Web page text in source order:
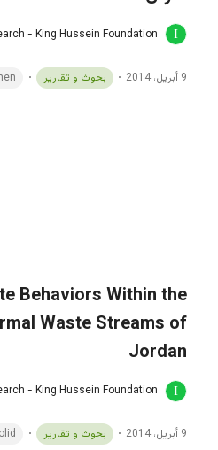
- King Hussein Foundation
9 أبريل، 2014 بحوث و تقارير
Jordan
- King Hussein Foundation